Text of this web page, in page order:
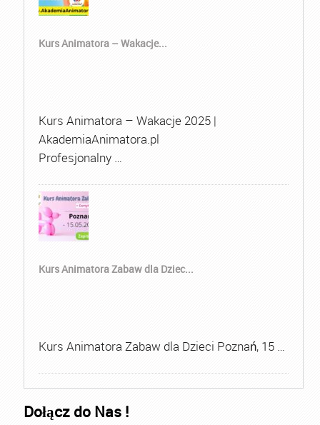
Kurs Animatora – Wakacje...
Kurs Animatora – Wakacje 2025 |
AkademiaAnimatora.pl
Profesjonalny …
Kurs Animatora Zabaw dla Dziec...
Kurs Animatora Zabaw dla Dzieci Poznań, 15 …
Dołącz do Nas !